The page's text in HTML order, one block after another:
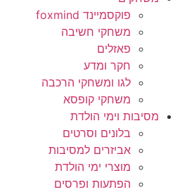
פוקסמיינד foxmind
משחקי חשיבה
פאזלים
חקר ומדע
לגו ומשחקי הרכבה
משחקי קופסא
מסיבות וימי הולדת
בלונים וסרטים
אביזרים למסיבות
מוצרי ימי הולדת
הפתעות ופרסים